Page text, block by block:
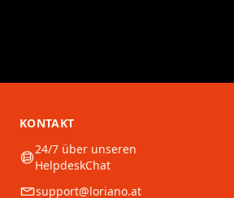
KONTAKT
24/7 über unseren
HelpdeskChat
support@loriano.at